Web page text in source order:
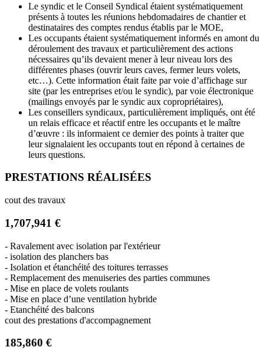
Le syndic et le Conseil Syndical étaient systématiquement
présents à toutes les réunions hebdomadaires de chantier et
destinataires des comptes rendus établis par le MOE,
Les occupants étaient systématiquement informés en amont du
déroulement des travaux et particulièrement des actions
nécessaires qu’ils devaient mener à leur niveau lors des
différentes phases (ouvrir leurs caves, fermer leurs volets,
etc…). Cette information était faite par voie d’affichage sur
site (par les entreprises et/ou le syndic), par voie électronique
(mailings envoyés par le syndic aux copropriétaires),
Les conseillers syndicaux, particulièrement impliqués, ont été
un relais efficace et réactif entre les occupants et le maître
d’œuvre : ils informaient ce dernier des points à traiter que
leur signalaient les occupants tout en répond à certaines de
leurs questions.
PRESTATIONS RÉALISÉES
cout des travaux
1,707,941 €
- Ravalement avec isolation par l'extérieur
- isolation des planchers bas
- Isolation et étanchéité des toitures terrasses
- Remplacement des menuiseries des parties communes
- Mise en place de volets roulants
- Mise en place d’une ventilation hybride
- Etanchéité des balcons
cout des prestations d'accompagnement
185,860 €